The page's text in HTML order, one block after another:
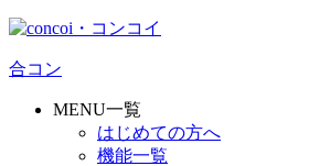
合コン
MENU一覧
はじめての方へ
機能一覧